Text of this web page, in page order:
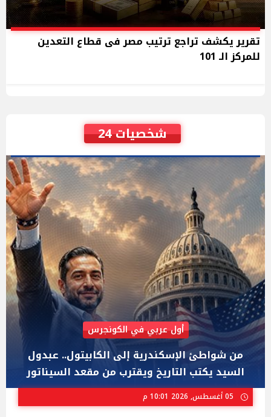
تقرير يكشف تراجع ترتيب مصر فى قطاع التعدين
للمركز الـ 101
شخصيات 24
AIPAC رصدت 30 مليون دولار لإضعافه
"عبد الرحمن السيد" المصري الذى يواجه "هايلي
ستيفنز" وإيباك الاسرائيلية بإنتخابات ميشيجان